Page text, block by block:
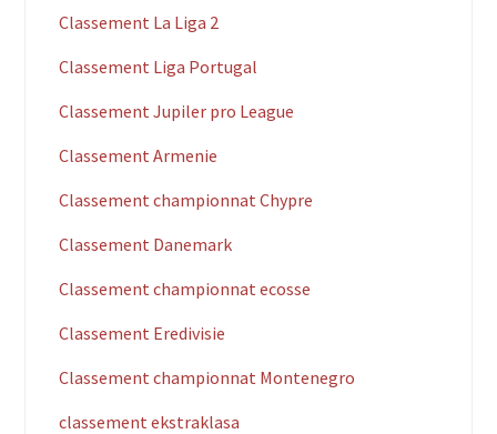
Classement La Liga 2
Classement Liga Portugal
Classement Jupiler pro League
Classement Armenie
Classement championnat Chypre
Classement Danemark
Classement championnat ecosse
Classement Eredivisie
Classement championnat Montenegro
classement ekstraklasa